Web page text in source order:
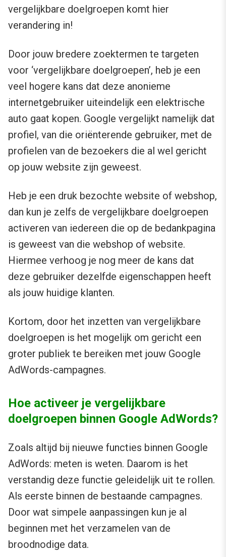
vergelijkbare doelgroepen komt hier
verandering in!
Door jouw bredere zoektermen te targeten
voor ‘vergelijkbare doelgroepen’, heb je een
veel hogere kans dat deze anonieme
internetgebruiker uiteindelijk een elektrische
auto gaat kopen. Google vergelijkt namelijk dat
profiel, van die oriënterende gebruiker, met de
profielen van de bezoekers die al wel gericht
op jouw website zijn geweest.
Heb je een druk bezochte website of webshop,
dan kun je zelfs de vergelijkbare doelgroepen
activeren van iedereen die op de bedankpagina
is geweest van die webshop of website.
Hiermee verhoog je nog meer de kans dat
deze gebruiker dezelfde eigenschappen heeft
als jouw huidige klanten.
Kortom, door het inzetten van vergelijkbare
doelgroepen is het mogelijk om gericht een
groter publiek te bereiken met jouw Google
AdWords-campagnes.
Hoe activeer je vergelijkbare
doelgroepen binnen Google AdWords?
Zoals altijd bij nieuwe functies binnen Google
AdWords: meten is weten. Daarom is het
verstandig deze functie geleidelijk uit te rollen.
Als eerste binnen de bestaande campagnes.
Door wat simpele aanpassingen kun je al
beginnen met het verzamelen van de
broodnodige data.